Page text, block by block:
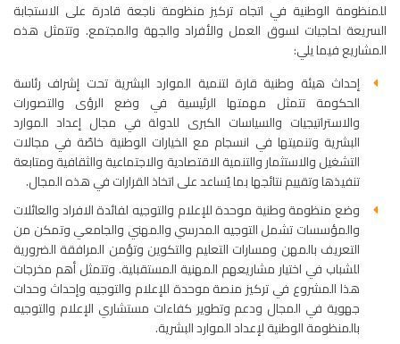
للمنظومة الوطنية في اتجاه تركيز منظومة ناجعة قادرة على الاستجابة
السريعة لحاجيات لسوق العمل والأفراد والجهة والمجتمع. وتتمثل هذه
المشاريع فيما يلي:
إحداث هيئة وطنية قارة لتنمية الموارد البشرية تحت إشراف رئاسة
الحكومة تتمثل مهمتها الرئيسية في وضع الرؤى والتصورات
والاستراتيجيات والسياسات الكبرى للدولة في مجال إعداد الموارد
البشرية وتنميتها في انسجام مع الخيارات الوطنية خاصّة في مجالات
التشغيل والاستثمار والتنمية الاقتصادية والاجتماعية والثقافية ومتابعة
تنفيذها وتقييم نتائجها بما يُساعد على اتخاذ القرارات في هذه المجال.
وضع منظومة وطنية موحدة للإعلام والتوجيه لفائدة الافراد والعائلات
والمؤسسات تشمل التوجيه المدرسي والمهني والجامعي وتمكن من
التعريف بالمهن ومسارات التعليم والتكوين وتؤمن المرافقة الضرورية
للشباب في اختيار مشاريعهم المهنية المستقبلية. وتتمثل أهم مخرجات
هذا المشروع في تركيز منصة موحدة للإعلام والتوجيه وإحداث وحدات
جهوية في المجال ودعم وتطوير كفاءات مستشاري الإعلام والتوجيه
بالمنظومة الوطنية لإعداد الموارد البشرية.